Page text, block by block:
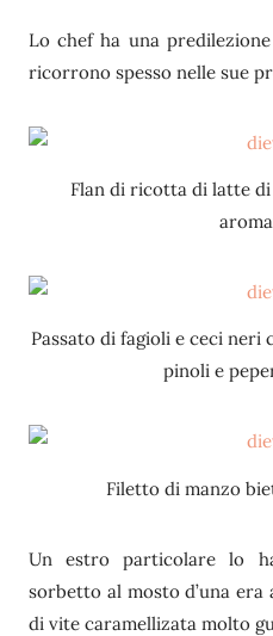
Lo chef ha una
ricorrono spesso nelle sue
Flan di ricotta di latte
Passato di fagioli e ceci neri
pinoli e
Filetto di manzo
Un estro particolare lo
sorbetto al mosto d’una era
di vite caramellizata molto